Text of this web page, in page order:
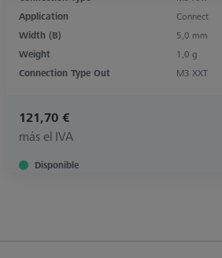
Application
Connect
Width (B)
5,0 mm
Weight
1,0 g
Connection Type Out
M3 XXT
121,70 €
más el IVA
Disponible